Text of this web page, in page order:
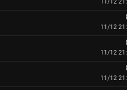
11/12
11/12
11/12
11/12